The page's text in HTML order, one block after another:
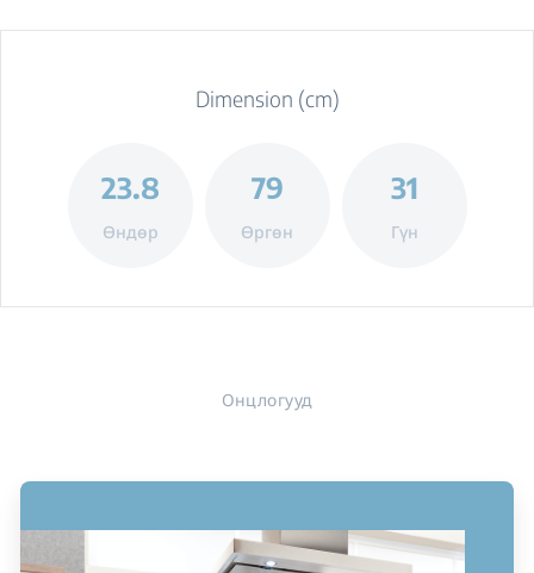
Dimension (cm)
23.8
Өндөр
79
Өргөн
31
Гүн
Онцлогууд